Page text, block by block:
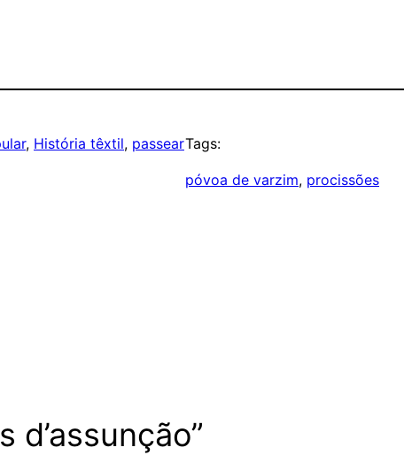
, História têxtil, passearTags:
póvoa de varzim, procissões
d’assunção”